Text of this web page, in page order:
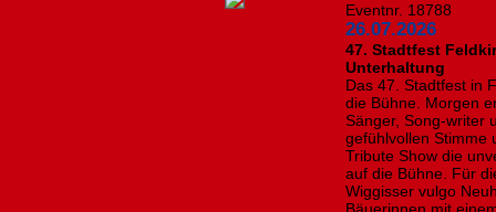
Eventnr. 18788
26.07.2026
47. Stadtfest
Unterhaltung
Das 47. Stadtfest in
die Bühne. Morgen
Sänger, Song-writer
gefühlvollen Stimme
Tribute Show die
auf die Bühne. Für
Wiggisser vulgo